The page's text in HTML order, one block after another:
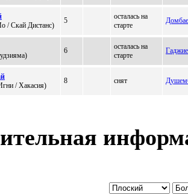
/ Скaй Диcтaнc)
5
осталась на
старте
6
осталась на
старте
/ Хакаcия)
8 снят